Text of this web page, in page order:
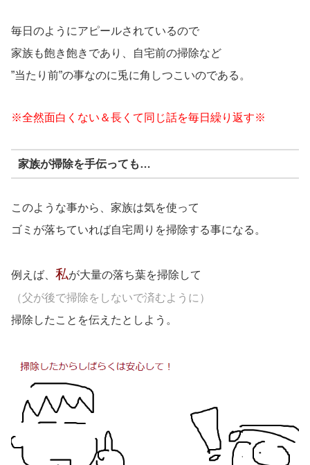
毎日のようにアピールされているので
家族も飽き飽きであり、自宅前の掃除など
”当たり前”の事なのに兎に角しつこいのである。
※全然面白くない＆長くて同じ話を毎日繰り返す※
家族が掃除を手伝っても…
このような事から、家族は気を使って
ゴミが落ちていれば自宅周りを掃除する事になる。
例えば、 私が大量の落ち葉を掃除して
（父が後で掃除をしないで済むように）
掃除したことを伝えたとしよう。